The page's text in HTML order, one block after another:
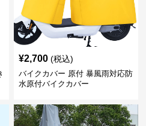
¥2,700 (税込)
バイクカバー 原付 暴風雨対応防
水原付バイクカバー